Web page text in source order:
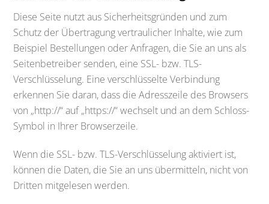
Diese Seite nutzt aus Sicherheitsgründen und zum
Schutz der Übertragung vertraulicher Inhalte, wie zum
Beispiel Bestellungen oder Anfragen, die Sie an uns als
Seitenbetreiber senden, eine SSL- bzw. TLS-
Verschlüsselung. Eine verschlüsselte Verbindung
erkennen Sie daran, dass die Adresszeile des Browsers
von „http://“ auf „https://“ wechselt und an dem Schloss-
Symbol in Ihrer Browserzeile.
Wenn die SSL- bzw. TLS-Verschlüsselung aktiviert ist,
können die Daten, die Sie an uns übermitteln, nicht von
Dritten mitgelesen werden.